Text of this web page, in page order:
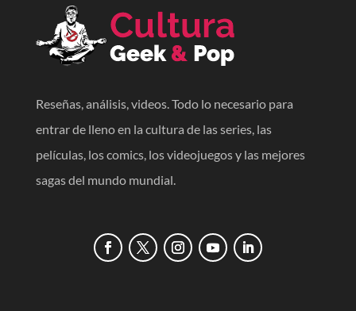
Reseñas, análisis, videos. Todo lo necesario para
entrar de lleno en la cultura de las series, las
películas, los comics, los videojuegos y las mejores
sagas del mundo mundial.